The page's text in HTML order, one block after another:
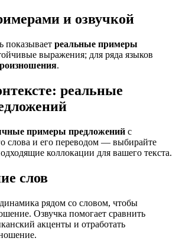
и озвучкой
показывает реальные примеры
выражения; для ряда языков
.
реальные
примеры предложений с
слова и его переводом — выбирайте
коллокации для вашего текста.
слов
рядом со словом, чтобы
Озвучка помогает сравнить
акценты и отработать